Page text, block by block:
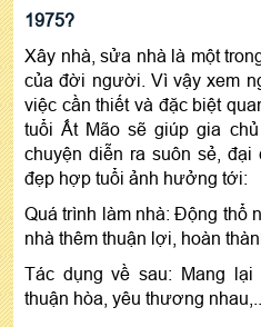
1975?
Xây nhà, sửa nhà là một
của đời người. Vì vậy xem
việc cần thiết và đặc biệt
tuổi Ất Mão sẽ giúp gia
chuyện diễn ra suôn sẻ,
đẹp hợp tuổi ảnh hưởng tới:
Quá trình làm nhà: Động thổ
nhà thêm thuận lợi, hoàn
Tác dụng về sau: Mang
thuận hòa, yêu thương nhau,...